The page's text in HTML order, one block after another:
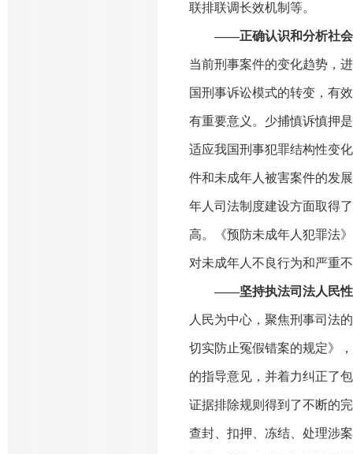
联排联调长效机制等。
——正确认识和分析社会
当前刑事案件的变化趋势，
国刑事诉讼模式的转变，有
有重要意义。少捕慎诉慎押
适应我国刑事犯罪结构性变
件和未成年人被害案件的发
年人司法制度建设方面取得
高。《预防未成年人犯罪法
对未成年人不良行为和严重
——坚持执法司法人民性
人民为中心，聚焦刑事司法
切实防止冤假错案的规定》
的指导意见，并着力纠正了
证据排除规则得到了不断的
查封、扣押、冻结、处理涉